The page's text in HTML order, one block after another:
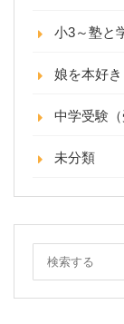
小3～塾と
娘を本好
中学受験
未分類